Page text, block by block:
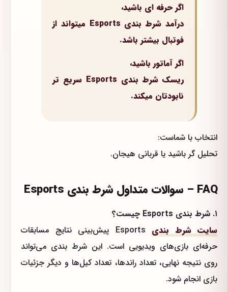
اگر حرفه ای باشید،
درآمد شرط بندی Esports میتواند از
فوتبال بیشتر باشد.
اگر آماتور باشید،
ریسک شرط بندی Esports سریع تر
نابودتان میکند.
انتخاب با شماست:
تحلیل گر باشید یا قربانی هیجان.
FAQ – سوالات متداول شرط بندی Esports
۱. شرط بندی Esports چیست؟
سایت شرط بندی
Esports پیش‌بینی نتایج مسابقات
حرفه‌ای بازی‌های ویدیویی است. این شرط بندی می‌تواند
روی نتیجه نهایی، تعداد راندها، تعداد کیل‌ها و دیگر جزئیات
بازی انجام شود.